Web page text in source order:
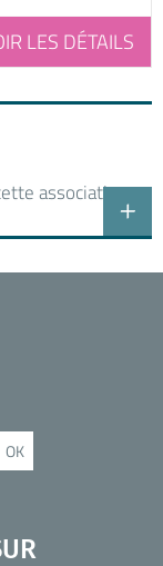
LES DÉTAILS
association